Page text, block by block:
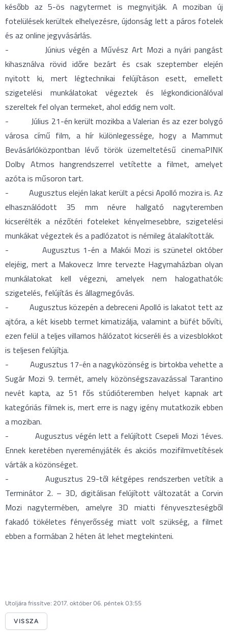
később az 5-ös nagytermet is megnyitják. A moziban új
fotelülések kerültek elhelyezésre, újdonság lett a páros fotelek
és az online jegyvásárlás.
- Június végén a Művész Art Mozi a nyári pangást
kihasználva rövid időre bezárt és csak szeptember elején
nyitott ki, mert légtechnikai felújításon esett, emellett
szigetelési munkálatokat végeztek és légkondicionálóval
szereltek fel olyan termeket, ahol eddig nem volt.
- Július 21-én került mozikba a Valerian és az ezer bolygó
városa című film, a hír különlegessége, hogy a Mammut
Bevásárlóközpontban lévő török üzemeltetésű cinemaPINK
Dolby Atmos hangrendszerrel vetítette a filmet, amelyet
azóta is műsoron tart.
- Augusztus elején lakat került a pécsi Apolló mozira is. Az
elhasználódott 35 mm névre hallgató nagyteremben
kicserélték a nézőtéri foteleket kényelmesebbre, szigetelési
munkákat végeztek és a padlózatot is némileg átalakították.
- Augusztus 1-én a Makói Mozi is szünetel október
elejéig, mert a Makovecz Imre tervezte Hagymaházban olyan
munkálatokat kell végezni, amelyek nem halogathatók:
szigetelés, felújítás és állagmegóvás.
- Augusztus közepén a debreceni Apolló is lakatot tett az
ajtóra, a két kisebb termet kimatizálja, valamint a büfét bővíti,
ezen felül a teljes villamos hálózatot kicseréli és a vizesblokkot
is teljesen felújítja.
- Augusztus 17-én a nagyközönség is birtokba vehette a
Sugár Mozi 9. termét, amely közönségszavazással Tarantino
nevét kapta, az 51 fős stúdióteremben helyet kapnak art
kategóriás filmek is, mert erre is nagy igény mutatkozik ebben
a moziban.
- Augusztus végén lett a felújított Csepeli Mozi 1éves.
Ennek keretében nyereményjáték és akciós mozifilmvetítések
várták a közönséget.
- Augusztus 29-től kétgépes rendszerben vetítik a
Terminátor 2. – 3D, digitálisan felújított változatát a Corvin
Mozi nagytermében, amelyre 3D miatti fényveszteségből
fakadó tökéletes fényerősség miatt volt szükség, a filmet
ebben a formában 2 héten át lehet megtekinteni.
Utoljára frissítve: 2017. október 06. péntek 03:55
VISSZA